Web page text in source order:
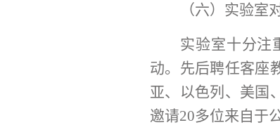
（六）实验室
实验室十分注
动。先后聘任客座
亚、以色列、美国
邀请20多位来自于